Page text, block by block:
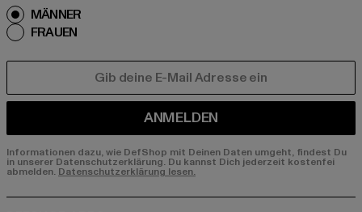
MÄNNER
FRAUEN
ANMELDEN
Informationen dazu, wie DefShop mit Deinen Daten umgeht, findest Du
in unserer Datenschutzerklärung. Du kannst Dich jederzeit kostenfei
abmelden. Datenschutzerklärung lesen.